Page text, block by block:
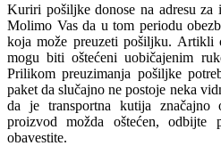
Kuriri pošiljke donose na adresu
Molimo Vas da u tom periodu
koja može preuzeti pošiljku. Artikli
mogu biti oštećeni uobičajenim
Prilikom preuzimanja pošiljke
paket da slučajno ne postoje neka
da je transportna kutija značajno
proizvod možda oštećen,
obavestite.